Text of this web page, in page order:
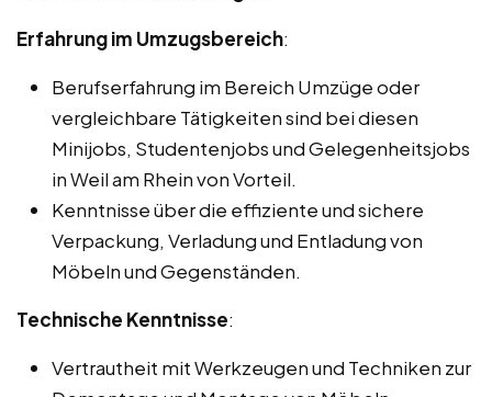
Erfahrung im Umzugsbereich:
Berufserfahrung im Bereich Umzüge oder
vergleichbare Tätigkeiten sind bei diesen
Minijobs, Studentenjobs und Gelegenheitsjobs
in Weil am Rhein von Vorteil.
Kenntnisse über die effiziente und sichere
Verpackung, Verladung und Entladung von
Möbeln und Gegenständen.
Technische Kenntnisse:
Vertrautheit mit Werkzeugen und Techniken zur